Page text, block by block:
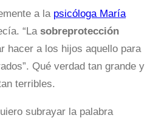
a la psicóloga María
“La sobreprotección
hacer a los hijos aquello para
Qué verdad tan grande y
terribles.
subrayar la palabra